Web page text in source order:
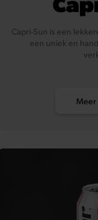
Capri-Sun is een
een uniek en
Meer